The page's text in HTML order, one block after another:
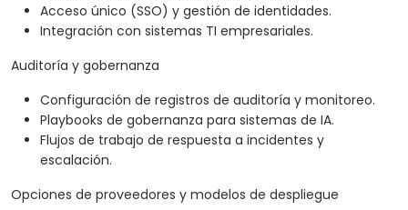
Acceso único (SSO) y gestión de identidades.
Integración con sistemas TI empresariales.
Auditoría y gobernanza
Configuración de registros de auditoría y monitoreo.
Playbooks de gobernanza para sistemas de IA.
Flujos de trabajo de respuesta a incidentes y
escalación.
Opciones de proveedores y modelos de despliegue